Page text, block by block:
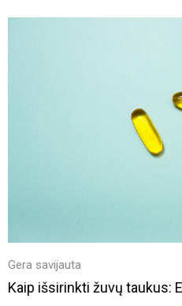
Gera savijauta
Kaip išsirinkti žuvų taukus: